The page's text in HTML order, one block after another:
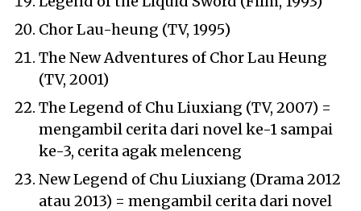
Chor Lau-heung (TV, 1995)
The New Adventures of Chor Lau Heung
(TV, 2001)
The Legend of Chu Liuxiang (TV, 2007) =
mengambil cerita dari novel ke-1 sampai
ke-3, cerita agak melenceng
New Legend of Chu Liuxiang (Drama 2012
atau 2013) = mengambil cerita dari novel